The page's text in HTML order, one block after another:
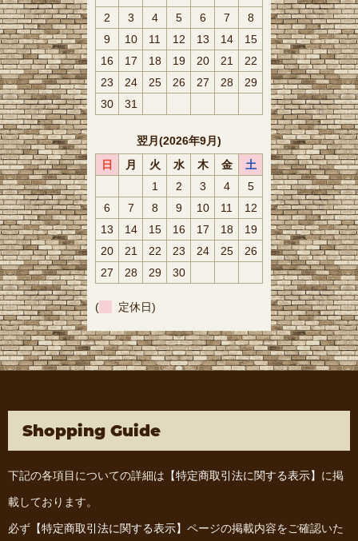
2
3 4 5 6 7
8
9
10 11 12 13 14
15
16
17 18 19 20 21
22
23
24 25 26 27 28
29
30
31
翌月(2026年9月)
日
月 火 水 木 金
土
1
2 3 4
5
6
7 8 9 10 11
12
13
14 15 16 17 18
19
20
21 22 23 24 25
26
27
28 29 30
( 定休日)
Shopping Guide
下記の各項目についての詳細は 【特定商取引法に関する表示】 に掲
載しております。
必ず 【特定商取引法に関する表示】 ページの掲載内容をご確認いた